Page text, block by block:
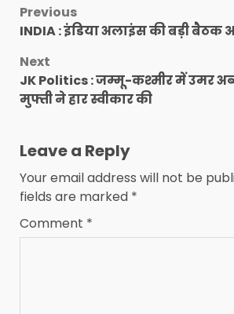
Post
navigation
Previous
INDIA : इंडिया अलाइंस की बड़ी
Next
JK Politics : जम्मू-कश्मीर में उमर
मुफ्ती ने हार स्वीकार की
Leave a Reply
Your email address will not be
fields are marked *
Comment *